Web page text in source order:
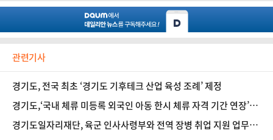
관련기사
경기도, 전국 최초 ‘경기도 기후테크 산업 육성 조례’ 제정
경기도,‘국내 체류 미등록 외국인 아동 한시 체류 자격 기간 연장’건
의
경기도일자리재단, 육군 인사사령부와 전역 장병 취업 지원 업무협